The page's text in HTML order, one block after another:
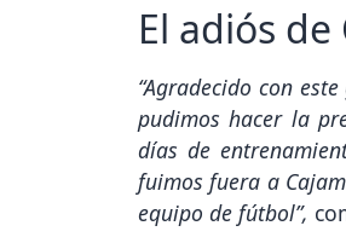
El adiós de
“Agradecido con
pudimos hacer la
días de
fuimos fuera a
equipo de fútbol”,